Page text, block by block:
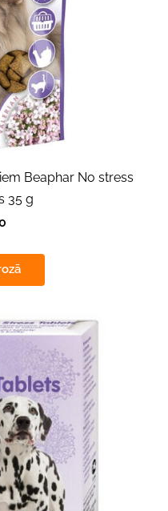
Beaphar No stress
35 g